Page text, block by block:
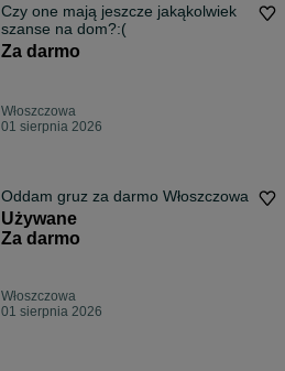
Czy one mają jeszcze jakąkolwiek
szanse na dom?:(
Za darmo
Włoszczowa
01 sierpnia 2026
Oddam gruz za darmo Włoszczowa
Używane
Za darmo
Włoszczowa
01 sierpnia 2026